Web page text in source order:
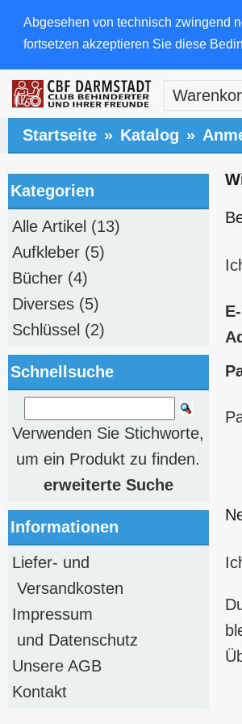
Abgesehen von technisch zwingend
fortsetzen akzeptieren Sie diese
Startseite » Katalog »
Kategorien
Alle Artikel (13)
Aufkleber (5)
Bücher (4)
Diverses (5)
Schlüssel (2)
Schnellsuche
Verwenden Sie Stichworte,
um ein Produkt zu finden.
erweiterte Suche
Informationen
Liefer- und
Versandkosten
Impressum
und Datenschutz
Unsere AGB
Kontakt